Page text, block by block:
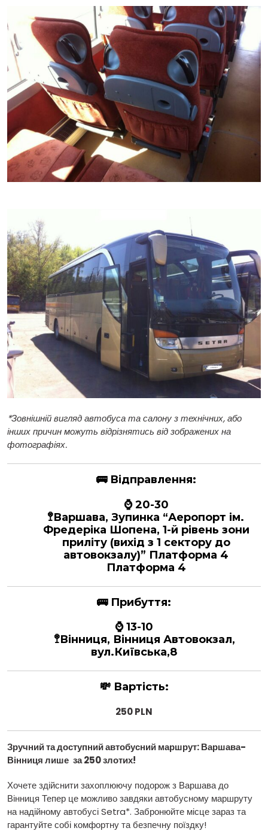
*Зовнішній вигляд автобуса та салону з технічних, або
інших причин можуть відрізнятись від зображених на
фотографіях.
🚌 Відправлення:
⌚ 20-30
🚏Варшава, Зупинка “Аеропорт ім.
Фредеріка Шопена, 1-й рівень зони
приліту (вихід з 1 сектору до
автовокзалу)” Платформа 4
Платформа 4
🚌 Прибуття:
⌚ 13-10
🚏Вінниця, Вінниця Автовокзал,
вул.Київська,8
💸 Вартість:
250 PLN
Зручний та доступний автобусний маршрут: Варшава-
Вінниця лише за 250 злотих!
Хочете здійснити захоплюючу подорож з Варшава до
Вінниця Тепер це можливо завдяки автобусному маршруту
на надійному автобусі Setra*. Забронюйте місце зараз та
гарантуйте собі комфортну та безпечну поїздку!